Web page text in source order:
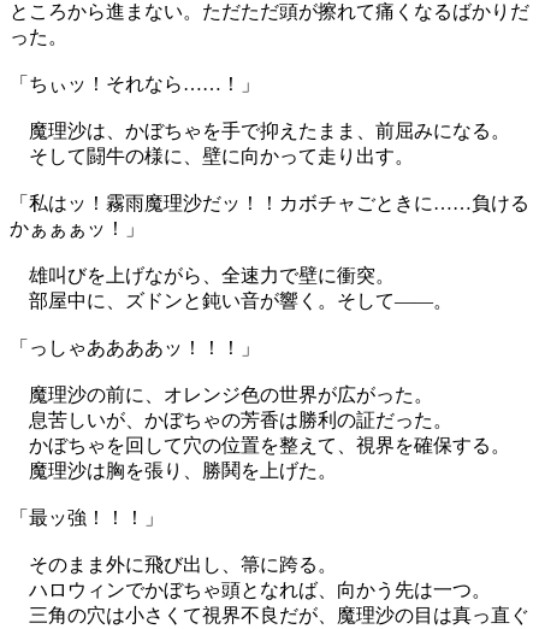
ところから進まない。ただただ頭が擦れて痛くなるばかりだ
った。
「ちぃッ！それなら……！」
魔理沙は、かぼちゃを手で抑えたまま、前屈みになる。
そして闘牛の様に、壁に向かって走り出す。
「私はッ！霧雨魔理沙だッ！！カボチャごときに……負ける
かぁぁぁッ！」
雄叫びを上げながら、全速力で壁に衝突。
部屋中に、ズドンと鈍い音が響く。そして——。
「っしゃああああッ！！！」
魔理沙の前に、オレンジ色の世界が広がった。
息苦しいが、かぼちゃの芳香は勝利の証だった。
かぼちゃを回して穴の位置を整えて、視界を確保する。
魔理沙は胸を張り、勝鬨を上げた。
「最ッ強！！！」
そのまま外に飛び出し、箒に跨る。
ハロウィンでかぼちゃ頭となれば、向かう先は一つ。
三角の穴は小さくて視界不良だが、魔理沙の目は真っ直ぐ